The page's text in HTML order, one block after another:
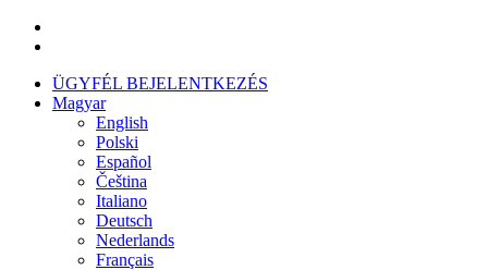
Ugrás
tartalomraÜGYFÉL BEJELENTKEZÉS
Magyar
English
Polski
Español
Čeština
Italiano
Deutsch
Nederlands
Français